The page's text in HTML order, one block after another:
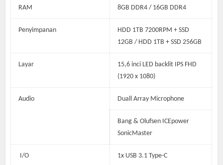
RAM 8GB DDR4 / 16GB DDR4
Penyimpanan
HDD 1TB 7200RPM + SSD
12GB / HDD 1TB + SSD 256GB
Layar
15,6 inci LED backlit IPS FHD
(1920 x 1080)
Audio Duall Array Microphone
Bang & Olufsen ICEpower
SonicMaster
I/O 1x USB 3.1 Type-C